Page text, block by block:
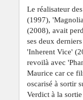
Le réalisateur
(1997),
(2008), avait
ses deux
'Inherent Vice'
revoilà avec
Maurice car ce
oscarisé à sortir
Verdict à la